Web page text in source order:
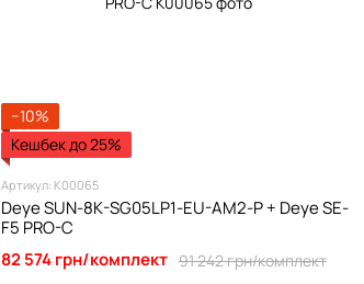
−10%
Кешбек до 25%
Артикул: К00065
Deye SUN-8K-SG05LP1-EU-AM2-P + Deye SE-
F5 PRO-C
91 242 грн/комплект
82 574 грн/комплект